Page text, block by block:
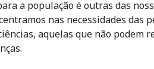
a população é outras das
nas necessidades das
aquelas que não podem